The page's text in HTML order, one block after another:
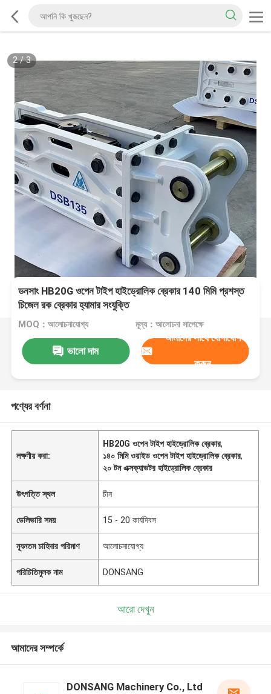
2/3
ডনসাং HB20G ওপেন টাইপ হাইড্রোলিক ব্রেকার 140 মিমি প্রশস্ত
চিজেল রক ব্রেকার হ্যামার সংযুক্তি
MOQ：আলোচনাযোগ্য মূল্য：আলোচনা সাপেক্ষে
ভালো দাম
আমাদের সাথে যোগাযোগ
করুন
পণ্যের বর্ণনা
লক্ষণীয় করা:
HB20G ওপেন টাইপ হাইড্রোলিক ব্রেকার,
১৪০ মিমি ওয়াইড ওপেন টাইপ হাইড্রোলিক ব্রেকার,
২০ টন এক্সক্যাভটর হাইড্রোলিক ব্রেকার
উৎপত্তি স্থল চীন
ডেলিভারি সময় 15 - 20 কার্যদিবস
ন্যূনতম চাহিদার পরিমাণ আলোচনাযোগ্য
পরিচিতিমুলক নাম DONSANG
আরো দেখুন
আমাদের সম্পর্কে
DONSANG Machinery Co., Ltd